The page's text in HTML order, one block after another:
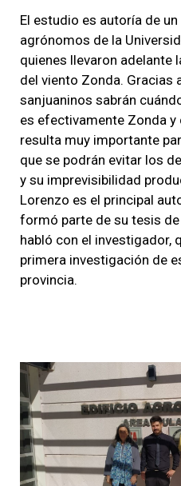
El estudio es autoría de
agrónomos de la
quienes llevaron adelante
del viento Zonda. Gracias
sanjuaninos sabrán
es efectivamente Zonda y
resulta muy importante
que se podrán evitar los
y su imprevisibilidad
Lorenzo es el principal
formó parte de su tesis
habló con el investigador,
primera investigación de
provincia.